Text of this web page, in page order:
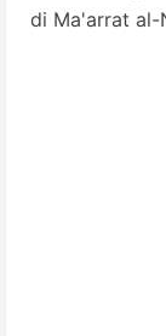
di Ma'arrat al-